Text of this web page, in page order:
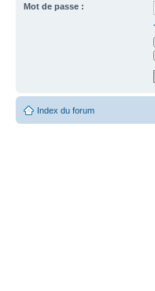
Mot de passe :
Index du forum